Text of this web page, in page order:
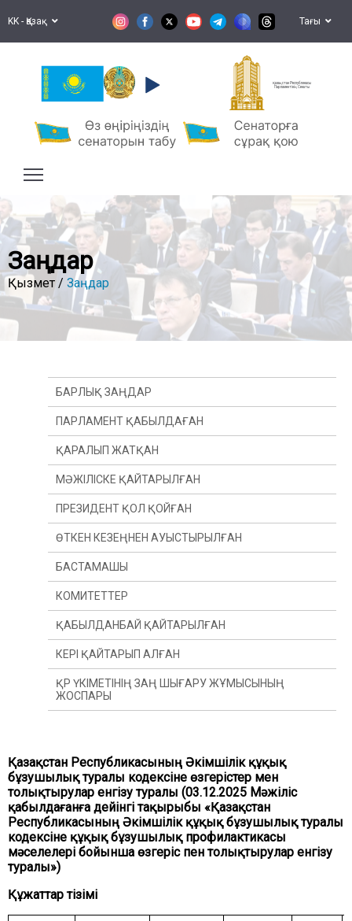
KK - Қазақ Тағы
Қазақстан Республикасы
Парламентінің Сенаты
Заңдар
Қызмет / Заңдар
Қазақстан Республикасының Әкімшілік құқық
бұзушылық туралы кодексіне өзгерістер мен
толықтырулар енгізу туралы (03.12.2025 Мәжіліс
қабылдағанға дейінгі тақырыбы «Қазақстан
Республикасының Әкімшілік құқық бұзушылық туралы
кодексіне құқық бұзушылық профилактикасы
мәселелері бойынша өзгеріс пен толықтырулар енгізу
туралы»)
Құжаттар тізімі
БАРЛЫҚ ЗАҢДАР
ПАРЛАМЕНТ ҚАБЫЛДАҒАН
ҚАРАЛЫП ЖАТҚАН
МӘЖІЛІСКЕ ҚАЙТАРЫЛҒАН
ПРЕЗИДЕНТ ҚОЛ ҚОЙҒАН
ӨТКЕН КЕЗЕҢНЕН АУЫСТЫРЫЛҒАН
ӨТКЕН ЖЫЛДАН
ӨТКЕН СЕССИЯДАН
БАСТАМАШЫ
ПРЕЗИДЕНТ
ДЕПУТАТ(Ы)
ҮКІМЕТ
КОМИТЕТТЕР
КОНСТИТУЦИЯЛЫҚ ЗАҢНАМА, СОТ ЖҮЙЕСІ
ЖӘНЕ ҚҰҚЫҚ ҚОРҒАУ ОРГАНДАРЫ КОМИТЕТІ
ҚАРЖЫ ЖӘНЕ БЮДЖЕТ КОМИТЕТІ
ХАЛЫҚАРАЛЫҚ ҚАТЫНАСТАР, ҚОРҒАНЫС
ЖӘНЕ ҚАУІПСІЗДІК КОМИТЕТІ
ДАМЫТУ КОМИТЕТІ
ӘЛЕУМЕТТІК-МӘДЕНИ ДАМУ ЖӘНЕ ҒЫЛЫМ
КОМИТЕТІ
ЭКОНОМИКАЛЫҚ САЯСАТ, ИННОВАЦИЯЛЫҚ
ДАМУ ЖӘНЕ КӘСІПКЕРЛІК ТҰРАҚТЫ КОМИТЕТІ
ҚАБЫЛДАНБАЙ ҚАЙТАРЫЛҒАН
КЕРІ ҚАЙТАРЫП АЛҒАН
ҚР ҮКІМЕТІНІҢ ЗАҢ ШЫҒАРУ ЖҰМЫСЫНЫҢ
ЖОСПАРЫ